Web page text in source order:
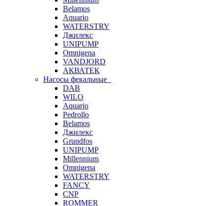
Belamos
Aquario
WATERSTRY
Джилекс
UNIPUMP
Omnigena
VANDJORD
АКВАТЕК
Насосы фекальные
DAB
WILO
Aquario
Pedrollo
Belamos
Джилекс
Grundfos
UNIPUMP
Millennium
Omnigena
WATERSTRY
FANCY
CNP
ROMMER